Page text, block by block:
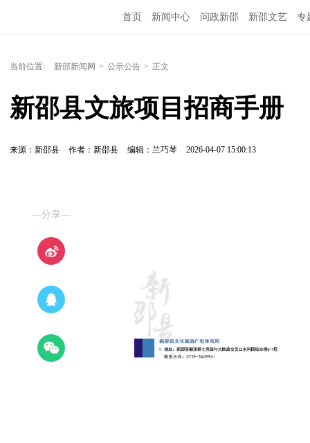
首页 新闻中心 问政新邵 新邵文艺 专
当前位置: 新邵新闻网 > 公示公告 > 正文
新邵县文旅项目招商手册
来源：新邵县 作者：新邵县 编辑：兰巧琴 2026-04-07 15:00:13
—分享—